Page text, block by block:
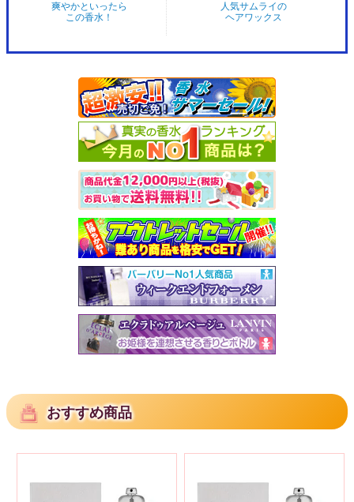
爽やかといったら
この香水！
人気サムライの
ヘアワックス
おすすめ商品